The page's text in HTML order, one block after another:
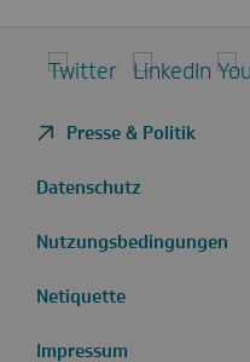
Twitter LinkedIn
Presse & Politik
Datenschutz
Nutzungsbedingungen
Netiquette
Impressum